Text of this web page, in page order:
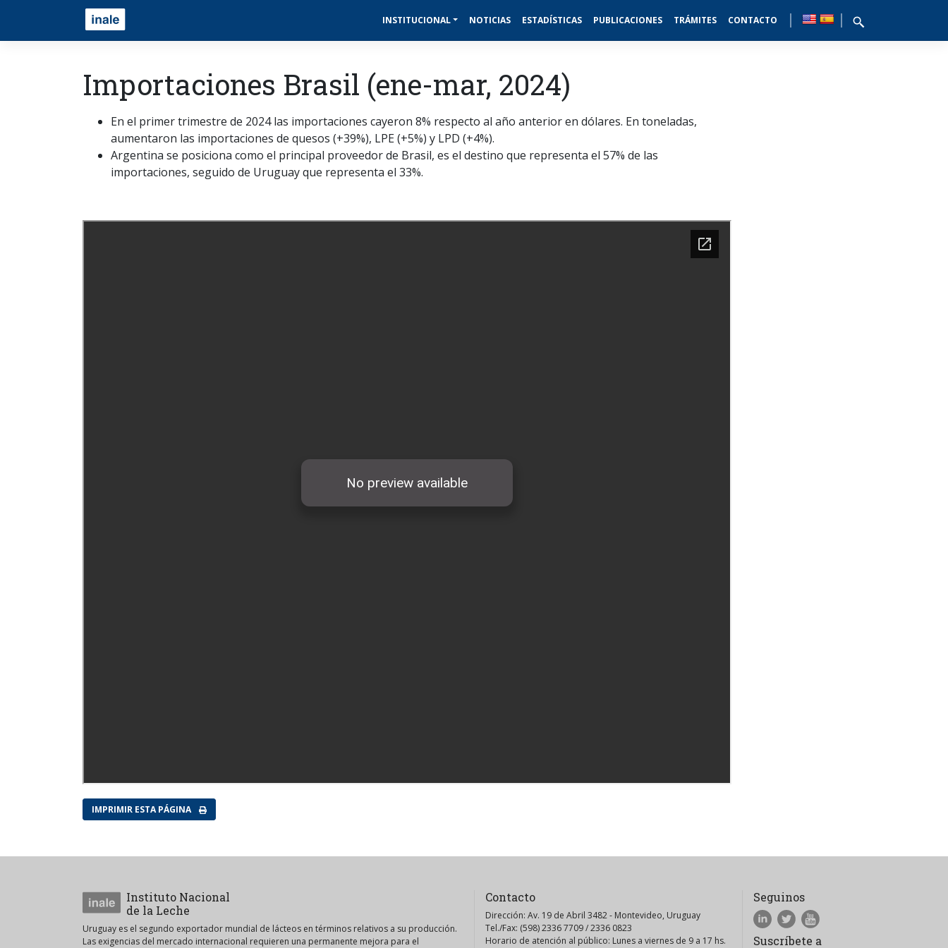
INSTITUCIONAL NOTICIAS ESTADÍSTICAS PUBLICACIONES TRÁMITES CONTACTO
Importaciones Brasil (ene-mar, 2024)
En el primer trimestre de 2024 las importaciones cayeron 8% respecto al año anterior en dólares. En toneladas,
aumentaron las importaciones de quesos (+39%), LPE (+5%) y LPD (+4%).
Argentina se posiciona como el principal proveedor de Brasil, es el destino que representa el 57% de las
importaciones, seguido de Uruguay que representa el 33%.
IMPRIMIR ESTA PÁGINA
Instituto Nacional
de la Leche
Uruguay es el segundo exportador mundial de lácteos en términos relativos a su producción.
Las exigencias del mercado internacional requieren una permanente mejora para el
Contacto
Dirección: Av. 19 de Abril 3482 - Montevideo, Uruguay
Tel./Fax: (598) 2336 7709 / 2336 0823
Horario de atención al público: Lunes a viernes de 9 a 17 hs.
Seguinos
Suscríbete a